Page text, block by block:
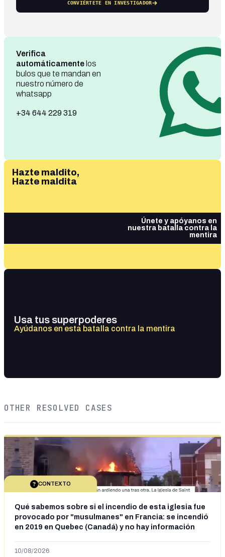
CONVIÉRTETE EN INVESTIGADOR
Verifica
automáticamente los
bulos que te mandan en
nuestro número de
whatsapp
+34 644 229 319
Hazte maldito,
Hazte maldita
Únete y apóyanos en
nuestra batalla contra la
mentira
Usa tus superpoderes
Ayúdanos en esta batalla contra la mentira
OTHER RESOLVED CASES
CONTEXTO
Qué sabemos sobre si el incendio de esta iglesia fue
provocado por "musulmanes" en Francia: se incendió
en 2019 en Quebec (Canadá) y no hay información
10/08/2026